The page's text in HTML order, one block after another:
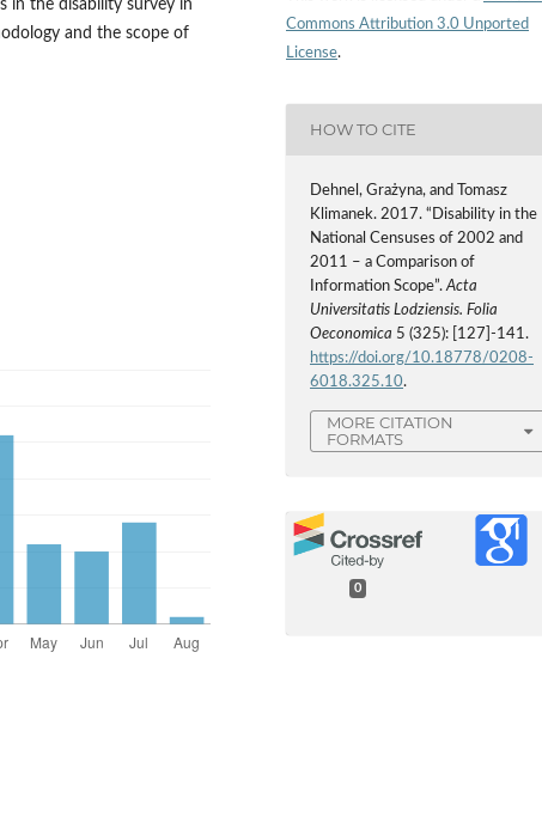
in the disability survey in
and the scope of
Commons Attribution 3.0 Unported
License.
HOW TO CITE
Dehnel, Grażyna, and Tomasz
Klimanek. 2017. “Disability in the
National Censuses of 2002 and
2011 – a Comparison of
Information Scope”.Acta
Universitatis Lodziensis. Folia
Oeconomica 5 (325): [127]-141.
https://doi.org/10.18778/0208-
6018.325.10.
MORE CITATION
FORMATS
0